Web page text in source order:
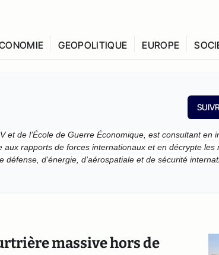
GEOPOLITIQUE EUROPE
et de l’École de Guerre Économique, est consultant en
aux rapports de forces internationaux et en décrypte les
défense, d'énergie, d'aérospatiale et de sécurité
massive hors de